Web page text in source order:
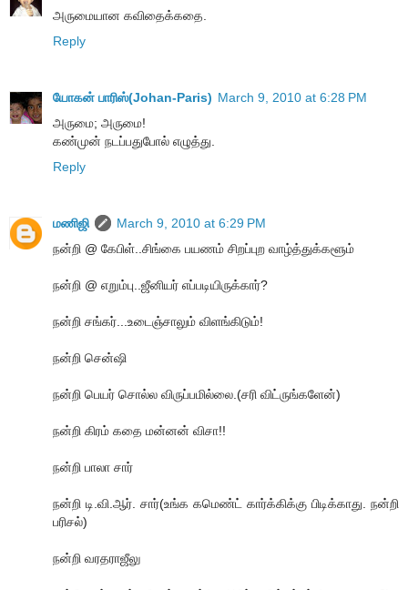
அருமையான கவிதைக்கதை.
Reply
யோகன் பாரிஸ்(Johan-Paris) March 9, 2010 at 6:28 PM
அருமை; அருமை!
கண்முன் நடப்பதுபோல் எழுத்து.
Reply
மணிஜி
March 9, 2010 at 6:29 PM
நன்றி @ கேபிள்..சிங்கை பயணம் சிறப்புற வாழ்த்துக்களூம்
நன்றி @ எறும்பு..ஜீனியர் எப்படியிருக்கார்?
நன்றி சங்கர்...உடைஞ்சாலும் விளங்கிடும்!
நன்றி சென்ஷி
நன்றி பெயர் சொல்ல விருப்பமில்லை.(சரி விட்ருங்களேன்)
நன்றி கிரம் கதை மன்னன் விசா!!
நன்றி பாலா சார்
நன்றி டி.வி.ஆர். சார்(உங்க கமெண்ட் கார்க்கிக்கு பிடிக்காது. நன்றி
பரிசல்)
நன்றி வரதராஜீலு